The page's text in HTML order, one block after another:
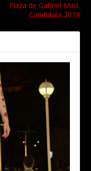
Plaza de Gabriel Miró.
Candidata 2018